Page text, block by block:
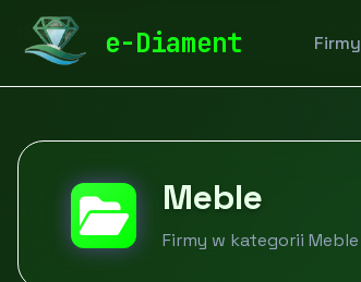
e-Diament Firmy
diamentspa.pl Dom i ogród
Meble
Firmy w kategorii Meble